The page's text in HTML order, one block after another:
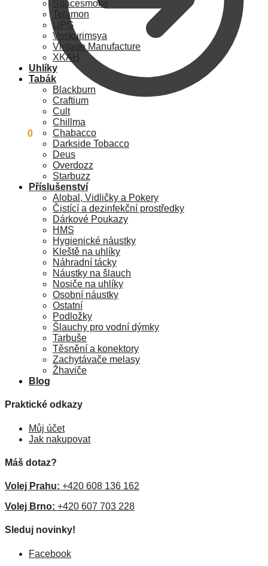
0
Spacesmoke
Telamon
UPG
Voskurimsya
Vintage Manufacture
XKAH
Uhlíky
Tabák
Blackburn
Craftium
Cult
Chillma
Chabacco
Darkside Tobacco
Deus
Overdozz
Starbuzz
Příslušenství
Alobal, Vidličky a Pokery
Čistící a dezinfekční prostředky
Dárkové Poukazy
HMS
Hygienické náustky
Kleště na uhlíky
Náhradní tácky
Náustky na šlauch
Nosiče na uhlíky
Osobní náustky
Ostatní
Podložky
Šlauchy pro vodní dýmky
Tarbuše
Těsnění a konektory
Zachytávače melasy
Žhaviče
Blog
Praktické odkazy
Můj účet
Jak nakupovat
Máš dotaz?
Volej Prahu: +420 608 136 162
Volej Brno: +420 607 703 228
Sleduj novinky!
Facebook